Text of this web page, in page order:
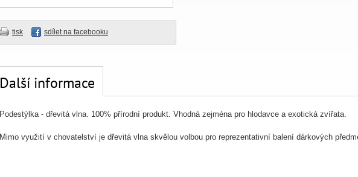
tisk sdílet na facebooku
Další informace
Podestýlka - dřevitá vlna. 100% přírodní produkt. Vhodná zejména pro hlodavce a exotická zvířata.
Mimo využití v chovatelství je dřevitá vlna skvělou volbou pro reprezentativní balení dárkových